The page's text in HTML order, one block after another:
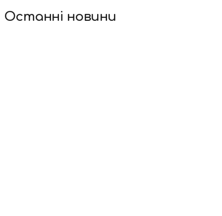
Останні новини